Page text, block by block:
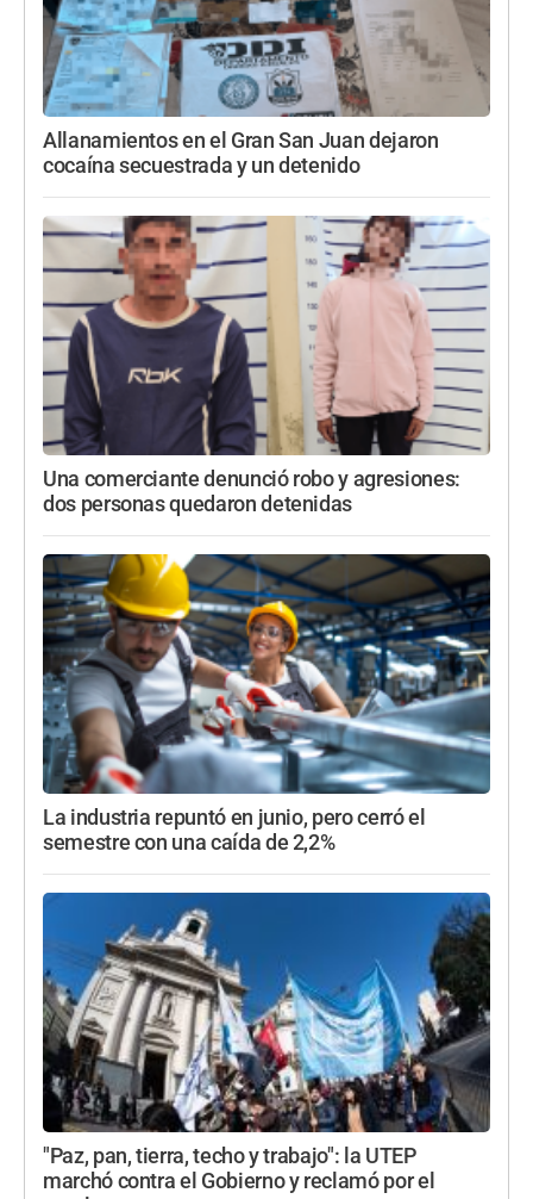
Allanamientos en el Gran San Juan dejaron
cocaína secuestrada y un detenido
Una comerciante denunció robo y agresiones:
dos personas quedaron detenidas
La industria repuntó en junio, pero cerró el
semestre con una caída de 2,2%
"Paz, pan, tierra, techo y trabajo": la UTEP
marchó contra el Gobierno y reclamó por el